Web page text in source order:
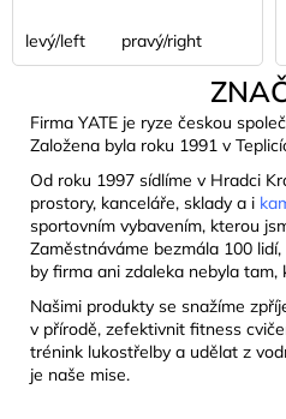
levý/left pravý/right
Firma YATE je ryze českou
Založena byla roku 1991 v
Od roku 1997 sídlíme v Hradci
prostory, kanceláře, sklady a i
sportovním vybavením, kterou
Zaměstnáváme bezmála 100
by firma ani zdaleka nebyla tam,
Našimi produkty se snažíme
v přírodě, zefektivnit fitness
trénink lukostřelby a udělat z
je naše mise.